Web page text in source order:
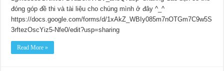
đóng góp đề thi và tài liệu cho chúng mình ở đây ^_^
https://docs.google.com/forms/d/1xAkZ_WBIy085m7nOTGm7C9w5S
3rftezOscYiz5-Nfe0/edit?usp=sharing
Read More »